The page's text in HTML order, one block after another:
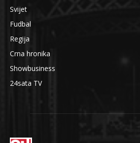
Svijet
Fudbal
Regija
Crna hronika
Showbusiness
24sata TV